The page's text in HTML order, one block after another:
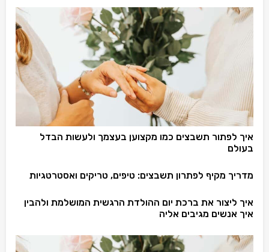
איך לפתור תשבצים כמו מקצוען בעצמך ולעשות הבדל
בעולם
מדריך מקיף לפתרון תשבצים: טיפים, טריקים ואסטרטגיות
איך ליצור את ברכת יום ההולדת הרגשית המושלמת ולהבין
איך אנשים מגיבים אליה